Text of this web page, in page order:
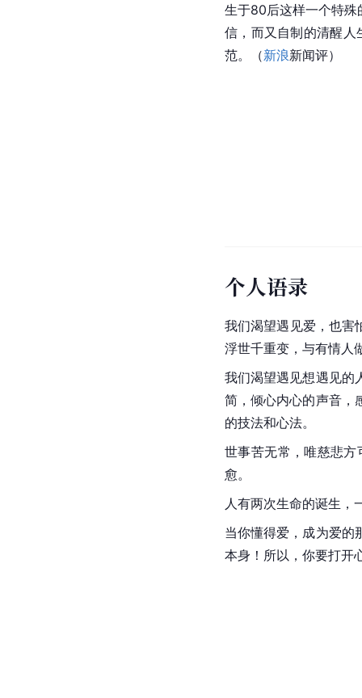
生于80后这样一个特殊
信，而又自制的清醒
范。（新浪新闻评）
个人语录
我们渴望遇见爱，也害
浮世千重变，与有情人
我们渴望遇见想遇见的
简，倾心内心的声音
的技法和心法。
世事苦无常 ，唯慈悲
愈。
人有两次生命的诞生，
当你懂得爱，成为爱
本身！所以，你要打开